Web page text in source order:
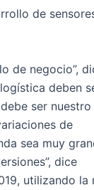
de
de negocio”,
deben
ser nuestro
de
sea muy
dice
utilizando la